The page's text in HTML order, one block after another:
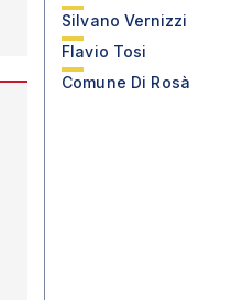
Silvano Vernizzi
Flavio Tosi
Comune Di Rosà